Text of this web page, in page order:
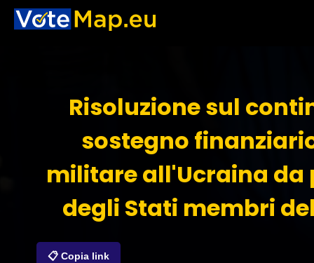
Risoluzione sul
sostegno
militare all'Ucraina da
degli Stati membri
📋 Copia link